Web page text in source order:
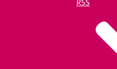
RSS